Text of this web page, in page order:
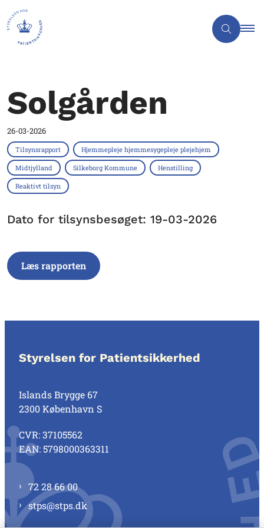
Solgården
26-03-2026
Tilsynsrapport Hjemmepleje hjemmesygepleje plejehjem
Midtjylland Silkeborg Kommune Henstilling
Reaktivt tilsyn
Dato for tilsynsbesøget: 19-03-2026
Læs rapporten
Styrelsen for Patientsikkerhed
Islands Brygge 67
2300 København S
CVR: 37105562
EAN: 5798000363311
72 28 66 00
stps@stps.dk